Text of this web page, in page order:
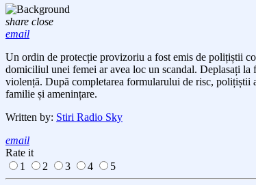
share close
email
Un ordin de protecție provizoriu a fost emis de polițiștii
domiciliul unei femei ar avea loc un scandal. Deplasați la
violență. După completarea formularului de risc, polițiștii
familie și amenințare.
Written by: Stiri Radio Sky
email
Rate it
1
2 3 4 5